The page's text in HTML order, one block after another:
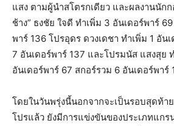
แสง ตามผู้นำสโตรกเดียว และผลงานนัก
ช้าง” ธงชัย ใจดี ทำเพิ่ม 3 อันเดอร์พาร์
พาร์ 136 โปรอุดร ดวงเดชา ทำเพิ่ม 1 อัน
7 อันเดอร์พาร์ 137 และโปรมนัส แสงสุย
อันเดอร์พาร์ 67 สกอร์รวม 6 อันเดอร์พาร์
โดยในวันพรุ่งนี้นอกจากจะเป็นรอบสุดท้า
โปรแล้ว ยังมีการแข่งขันของประเภทแก